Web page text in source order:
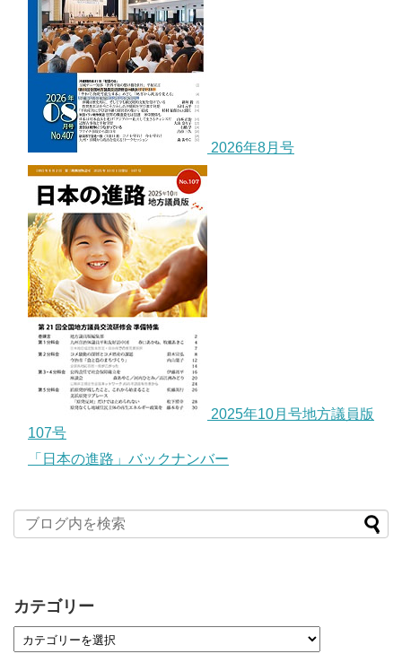
2026年8月号
2025年10月号地方議員版
107号
「日本の進路」バックナンバー
カテゴリー